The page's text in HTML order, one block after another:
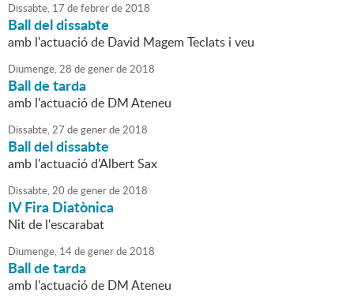
Dissabte, 17 defebrerde2018
Ball del dissabte
amb l'actuació de David Magem Teclats i veu
Diumenge,28 degenerde2018
Ball de tarda
amb l'actuació de DM Ateneu
Dissabte,27 degenerde2018
Ball del dissabte
amb l'actuació d'Albert Sax
Dissabte,20 degenerde2018
IV Fira Diatònica
Nit de l'escarabat
Diumenge, 14degenerde2018
Ball de tarda
amb l'actuació de DM Ateneu